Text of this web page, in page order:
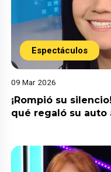
Espectáculos
09 Mar 2026
¡Rompió su
qué regaló su auto